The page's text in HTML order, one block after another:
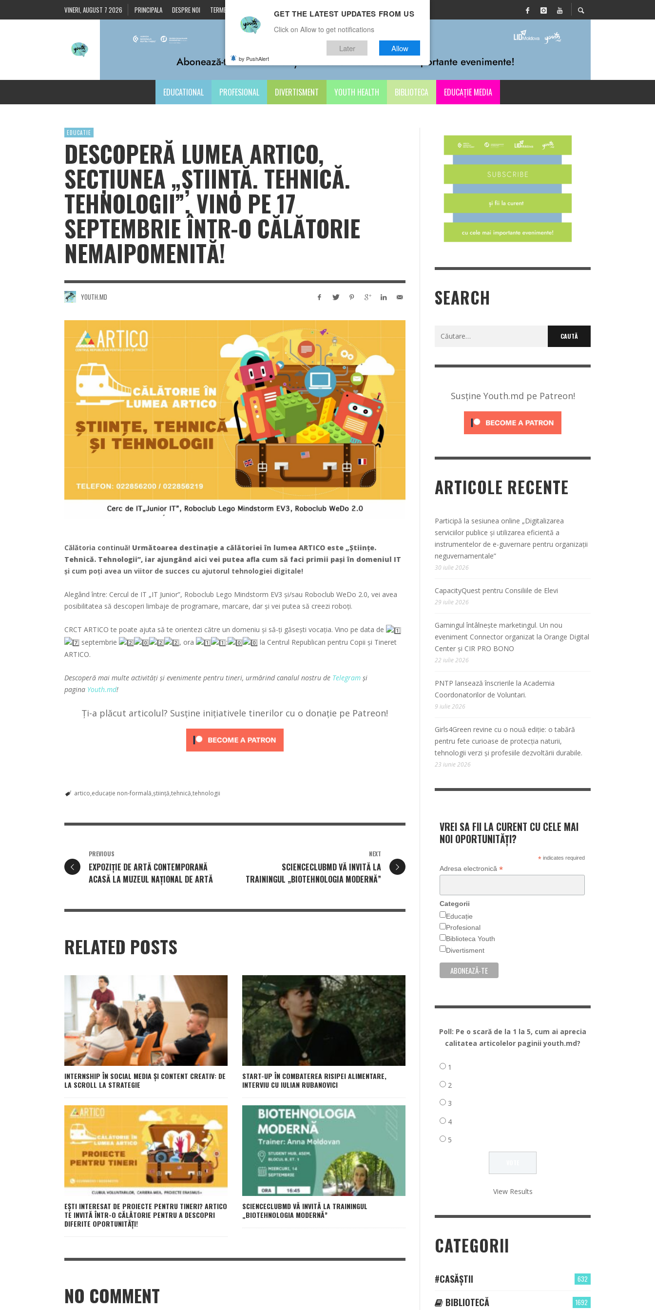
VINERI, AUGUST 7 2026 PRINCIPALA DESPRE NOI TERMENI ȘI CONDIȚII CONTACTE
EDUCATIONAL PROFESIONAL DIVERTISMENT YOUTH HEALTH BIBLIOTECA EDUCAȚIE MEDIA
EDUCATIE
DESCOPERĂ LUMEA ARTICO,
SECȚIUNEA „ȘTIINȚĂ. TEHNICĂ.
TEHNOLOGII”. VINO PE 17
SEPTEMBRIE ÎNTR-O CĂLĂTORIE
NEMAIPOMENITĂ!
YOUTH.MD
Călătoria continuă! Următoarea destinație a călătoriei în lumea ARTICO este „Științe.
Tehnică. Tehnologii”, iar ajungând aici vei putea afla cum să faci primii pași în domeniul IT
și cum poți avea un viitor de succes cu ajutorul tehnologiei digitale!
Alegând între: Cercul de IT „IT Junior”, Roboclub Lego Mindstorm EV3 și/sau Roboclub WeDo 2.0, vei avea
posibilitatea să descoperi limbaje de programare, marcare, dar și vei putea să creezi roboți.
CRCT ARTICO te poate ajuta să te orientezi către un domeniu și să-ți găsești vocația. Vino pe data de
septembrie
, ora :
la Centrul Republican pentru Copii și Tineret
ARTICO.
Descoperă mai multe activități și evenimente pentru tineri, urmărind canalul nostru de Telegram și
pagina Youth.md!
Ți-a plăcut articolul? Susține inițiativele tinerilor cu o donație pe Patreon!
artico educație non-formală știință tehnică tehnologii
PREVIOUS
EXPOZIȚIE DE ARTĂ CONTEMPORANĂ
ACASĂ LA MUZEUL NAȚIONAL DE ARTĂ
NEXT
SCIENCECLUBMD VĂ INVITĂ LA
TRAININGUL „BIOTEHNOLOGIA MODERNĂ”
RELATED POSTS
INTERNSHIP ÎN SOCIAL MEDIA ȘI CONTENT CREATIV: DE
LA SCROLL LA STRATEGIE
START-UP ÎN COMBATEREA RISIPEI ALIMENTARE,
INTERVIU CU IULIAN RUBANOVICI
EȘTI INTERESAT DE PROIECTE PENTRU TINERI? ARTICO
TE INVITĂ ÎNTR-O CĂLĂTORIE PENTRU A DESCOPRI
DIFERITE OPORTUNITĂȚI!
SCIENCECLUBMD VĂ INVITĂ LA TRAININGUL
„BIOTEHNOLOGIA MODERNĂ”
NO COMMENT
SEARCH
Caută
Susține Youth.md pe Patreon!
ARTICOLE RECENTE
Participă la sesiunea online „Digitalizarea
serviciilor publice și utilizarea eficientă a
instrumentelor de e-guvernare pentru organizații
neguvernamentale”
30 iulie 2026
CapacityQuest pentru Consiliile de Elevi
29 iulie 2026
Gamingul întâlnește marketingul. Un nou
eveniment Connector organizat la Orange Digital
Center și CIR PRO BONO
22 iulie 2026
PNTP lansează înscrierile la Academia
Coordonatorilor de Voluntari.
9 iulie 2026
Girls4Green revine cu o nouă ediție: o tabără
pentru fete curioase de protecția naturii,
tehnologii verzi și profesiile dezvoltării durabile.
23 iunie 2026
VREI SA FII LA CURENT CU CELE MAI
NOI OPORTUNITĂȚI?
*indicates required
Adresa electronică *
Categorii
Educație
Profesional
Biblioteca Youth
Divertisment
Poll: Pe o scară de la 1 la 5, cum ai aprecia
calitatea articolelor paginii youth.md?
1
2
3
4
5
View Results
CATEGORII
632
#CASĂȘTII
1692
BIBLIOTECĂ
GET THE LATEST UPDATES FROM US
Click on Allow to get notifications
Later Allow
by PushAlert